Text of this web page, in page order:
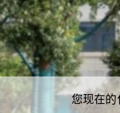
您现在的